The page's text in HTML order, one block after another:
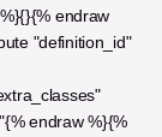
endraw
"definition_id"
endraw %}{%